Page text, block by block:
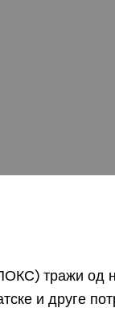
тражи од
и друге